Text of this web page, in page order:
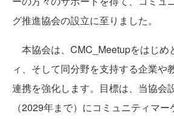
グ推進協会の設立に至りました。
本協会は、CMC_Meetupをはじめ
ィ、そして同分野を支持する企業や
連携を強化します。目標は、当協会
（2029年まで）にコミュニティマ